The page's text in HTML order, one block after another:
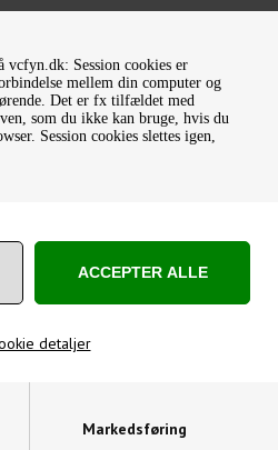
vcfyn.dk: Session cookies er
mellem din computer og
Det er fx tilfældet med
som du ikke kan bruge, hvis du
Session cookies slettes igen,
detaljer
Markedsføring
OPTIMA PROFI